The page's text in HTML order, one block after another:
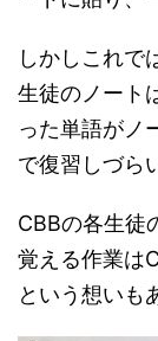
しかしこれで
生徒のノート
った単語がノ
で復習しづら
CBBの各生徒
覚える作業は
という想いも